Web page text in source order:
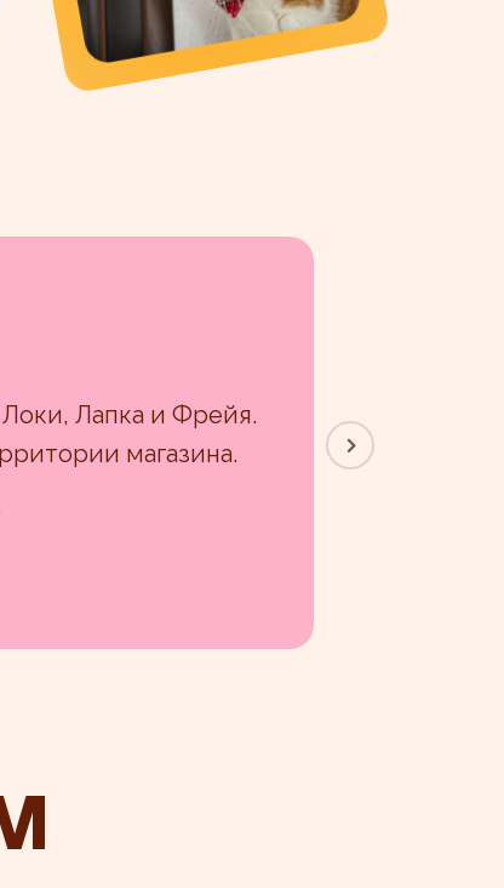
Лапка и Фрейя.
магазина.